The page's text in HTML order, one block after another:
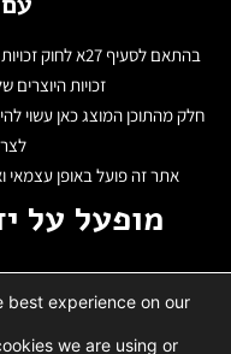
בהתאם לסעיף
זכויות היוצרים
חלק מהתוכן המוצג כאן עשוי
אתר זה פועל באופן עצמאי
מופעל על
best experience on our
we are using or